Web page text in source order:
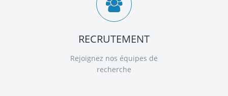
RECRUTEMENT
Rejoignez nos équipes de
recherche